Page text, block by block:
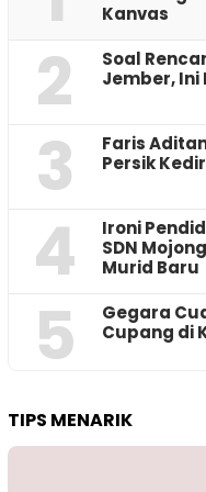
Kanvas
2
‎Soal
Jember, Ini
3
Faris
Persik
4
Ironi
SDN
Murid Baru
5
‎Gegara
Cupang di
TIPS MENARIK